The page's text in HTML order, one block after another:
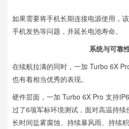
如果需要将手机长期连接电源使用，
手机发热等问题，并延长电池寿命。
系统与可靠
在续航拉满的同时，一加 Turbo 6X
也有着相当优秀的表现。
硬件层面，一加 Turbo 6X Pro 支持
过了6项军标环境测试，面对高温持续
长时间盐雾腐蚀、持续暴风雨、持续